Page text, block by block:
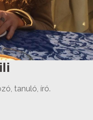
tanuló, író.